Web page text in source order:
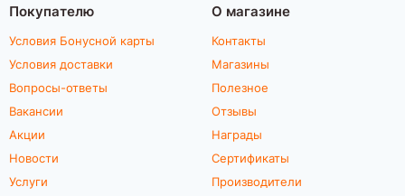
Покупателю
Условия Бонусной карты
Условия доставки
Вопросы-ответы
Вакансии
Акции
Новости
Услуги
О магазине
Контакты
Магазины
Полезное
Отзывы
Награды
Сертификаты
Производители